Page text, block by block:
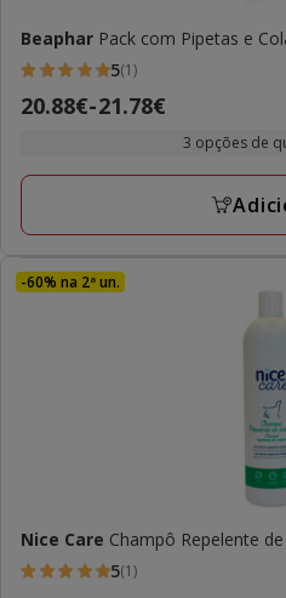
Beaphar Pack com Pipetas e
5
estrelas
1
5(1)
Preço
a
21.78€
20.88€-21.78€
3 opções de
-60% na 2ª un.
Nice Care Champô Repelente
5
5(1)